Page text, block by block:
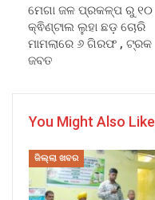
ମେଗା ଜଳ ପ୍ରକଳ୍ପ ରୁ ୧୦
କ୍ଵିଣ୍ଟାଲ ଲୁହା ଛଡ଼ ଚୋରି
ମାମଲାରେ ୬ ଗିରଫ , ଟ୍ରକ
ଜବତ
You Might Also Like
ଜିଲ୍ଲା ଖବର